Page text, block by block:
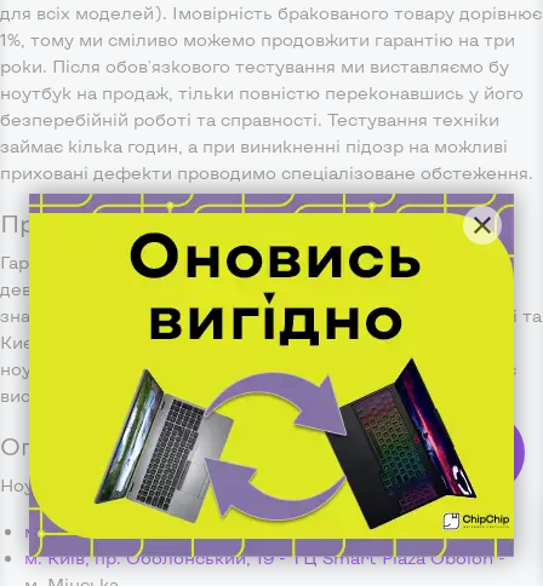
ChipChip
звʼязок
для всіх моделей). Імовірність бракованого товару дорівнює
1%, тому ми сміливо можемо продовжити гарантію на три
роки. Після обов'язкового тестування ми виставляємо бу
ноутбук на продаж, тільки повністю переконавшись у його
безперебійній роботі та справності. Тестування техніки
займає кілька годин, а при виникненні підозр на можливі
приховані дефекти проводимо спеціалізоване обстеження.
Про надійність компанії ChipChip
Гарантом якості роботи є відгуки наших клієнтів та
дев'ятирічний досвід роботи. Магазини компанії
знаходяться в найбільших містах України - Харкові, Дніпрі та
Києві і раді надати Вам свою допомогу в підборі кращого
ноутбука з Європи. З 2014 року компанія працює та радує
високоякісною недорогою технікою всю нашу країну.
Оплата та доставка ноутбуків з Європи
Ноутбук можна забрати самостійно з таких магазинів:
м. Київ, вул. Велика Васильківська, 65
- м. Олімпійська
м. Київ, пр. Оболонський, 19 - ТЦ Smart Plaza Obolon-